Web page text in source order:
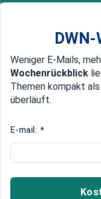
Newsticker
Edelmetalle
Größte Eruption aller
Mayas
Sturm
die Erde
Weniger E-Mails,
Wochenrückblick
Themen kompakt
überläuft.
E-mail: *